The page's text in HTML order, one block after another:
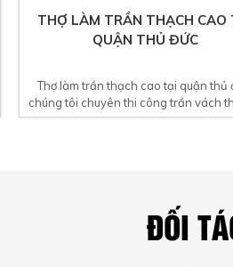
THỢ LÀM TRẦN THẠCH CAO
QUẬN THỦ ĐỨC
Thợ làm trần thạch cao tại quận thủ
chúng tôi chuyên thi công trần vách
ĐỐI